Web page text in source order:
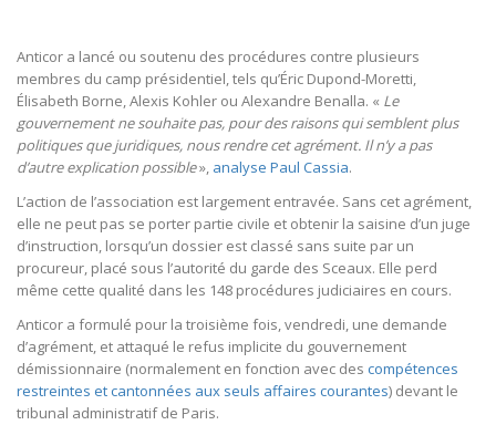
Anticor a lancé ou soutenu des procédures contre plusieurs
membres du camp présidentiel, tels qu’Éric Dupond-Moretti,
Élisabeth Borne, Alexis Kohler ou Alexandre Benalla. « Le
gouvernement ne souhaite pas, pour des raisons qui semblent plus
politiques que juridiques, nous rendre cet agrément. Il n’y a pas
d’autre explication possible», analyse Paul Cassia.
L’action de l’association est largement entravée. Sans cet agrément,
elle ne peut pas se porter partie civile et obtenir la saisine d’un juge
d’instruction, lorsqu’un dossier est classé sans suite par un
procureur, placé sous l’autorité du garde des Sceaux. Elle perd
même cette qualité dans les 148 procédures judiciaires en cours.
Anticor a formulé pour la troisième fois, vendredi, une demande
d’agrément, et attaqué le refus implicite du gouvernement
démissionnaire (normalement en fonction avec des compétences
restreintes et cantonnées aux seuls affaires courantes) devant le
tribunal administratif de Paris.